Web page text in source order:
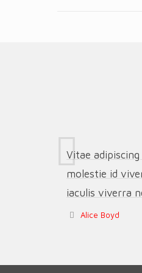
Vitae
molestie id
iaculis viverra
Alice Boyd